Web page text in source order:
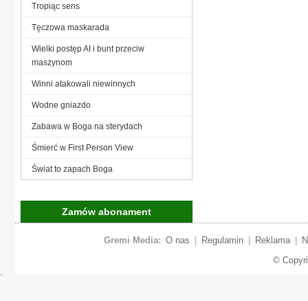
Tropiąc sens
Tęczowa maskarada
Wielki postęp AI i bunt przeciw
maszynom
Winni atakowali niewinnych
Wodne gniazdo
Zabawa w Boga na sterydach
Śmierć w First Person View
Świat to zapach Boga
Zamów abonament
Gremi Media: O nas Regulamin Reklama
©